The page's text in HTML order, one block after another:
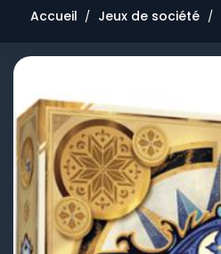
Accueil Jeux de société